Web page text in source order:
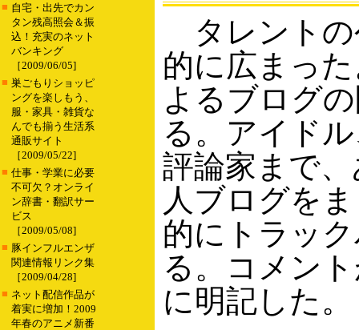
■ 自宅・出先でカン
タン残高照会＆振
込！充実のネット
バンキング
［2009/06/05]
■ 巣ごもりショッピ
ングを楽しもう、
服・家具・雑貨な
んでも揃う生活系
通販サイト
［2009/05/22]
■ 仕事・学業に必要
不可欠？オンライ
ン辞書・翻訳サー
ビス
［2009/05/08]
■ 豚インフルエンザ
関連情報リンク集
［2009/04/28]
■ ネット配信作品が
着実に増加！2009
年春のアニメ新番
タレントの
的に広まっ
よるブログ
る。アイド
評論家まで
人ブログを
的にトラッ
る。コメン
に明記した。